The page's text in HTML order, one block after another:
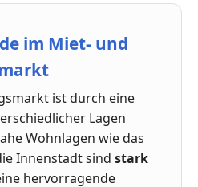
im Miet- und
ist durch eine
Lagen
Wohnlagen wie das
Innenstadt sind stark
hervorragende